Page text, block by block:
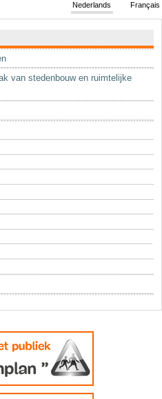
Français
Nederlands
van stedenbouw en ruimtelijke